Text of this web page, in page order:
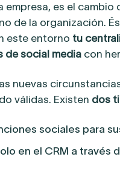
es el
de la organización.
este entorno tu
de social media con
nuevas
válidas. Existen dos
sociales para
en el CRM a través